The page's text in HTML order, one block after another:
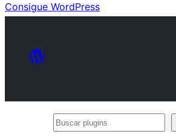
Consigue WordPress
Buscar